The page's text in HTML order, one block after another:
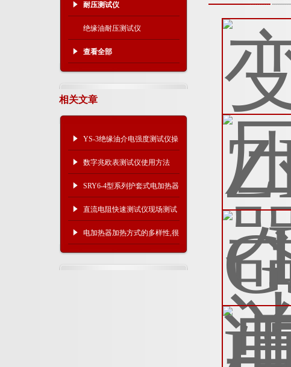
耐压测试仪
绝缘油耐压测试仪
查看全部
相关文章
YS-3绝缘油介电强度测试仪操
作注意事项
数字兆欧表测试仪使用方法
SRY6-4型系列护套式电加热器
直流电阻快速测试仪现场测试
步骤
电加热器加热方式的多样性,很
多也许你都不知道